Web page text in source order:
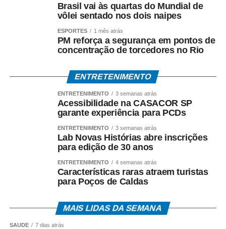
Brasil vai às quartas do Mundial de
vôlei sentado nos dois naipes
ESPORTES 1 mês atrás
PM reforça a segurança em pontos de
concentração de torcedores no Rio
ENTRETENIMENTO
ENTRETENIMENTO 3 semanas atrás
Acessibilidade na CASACOR SP
garante experiência para PCDs
ENTRETENIMENTO 3 semanas atrás
Lab Novas Histórias abre inscrições
para edição de 30 anos
ENTRETENIMENTO 4 semanas atrás
Características raras atraem turistas
para Poços de Caldas
MAIS LIDAS DA SEMANA
SAÚDE 7 dias atrás